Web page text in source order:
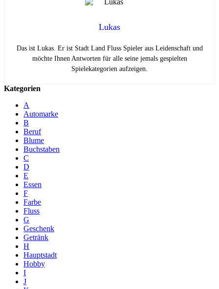
Lukas
Das ist Lukas. Er ist Stadt Land Fluss Spieler aus Leidenschaft und
möchte Ihnen Antworten für alle seine jemals gespielten
Spielekategorien aufzeigen.
Kategorien
A
Automarke
B
Beruf
Blume
Buchstaben
C
D
E
Essen
F
Farbe
Fluss
G
Geschenk
Getränk
H
Hauptstadt
Hobby
I
J